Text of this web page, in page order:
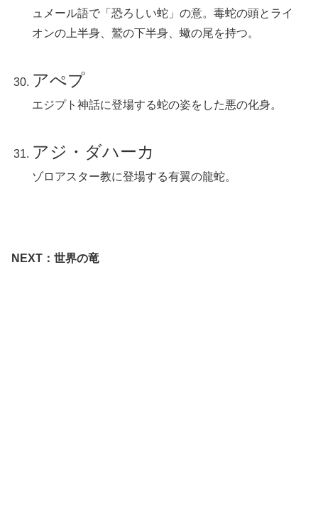
ュメール語で「恐ろしい蛇」の意。毒蛇の頭とライ
オンの上半身、鷲の下半身、蠍の尾を持つ。
アぺプ
エジプト神話に登場する蛇の姿をした悪の化身。
アジ・ダハーカ
ゾロアスター教に登場する有翼の龍蛇。
NEXT：世界の竜